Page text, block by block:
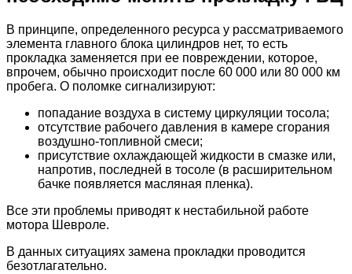
В принципе, определенного ресурса у рассматриваемого
элемента главного блока цилиндров нет, то есть
прокладка заменяется при ее повреждении, которое,
впрочем, обычно происходит после 60 000 или 80 000 км
пробега. О поломке сигнализируют:
попадание воздуха в систему циркуляции тосола;
отсутствие рабочего давления в камере сгорания
воздушно-топливной смеси;
присутствие охлаждающей жидкости в смазке или,
напротив, последней в тосоле (в расширительном
бачке появляется масляная пленка).
Все эти проблемы приводят к нестабильной работе
мотора Шевроле.
В данных ситуациях замена прокладки проводится
безотлагательно.